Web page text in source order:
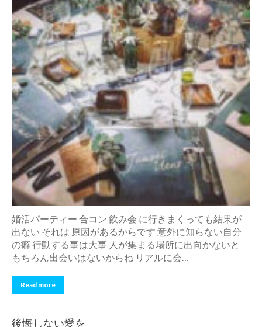
婚活パーティー 合コン 飲み会 に行きまくっても結果が
出ない それは 原因があるからです 意外に知らない自分
の癖 行動する事は大事 人が集まる場所に出向かないと
もちろん出会いはないからね リアルに会…
Read more
後悔しない愛を